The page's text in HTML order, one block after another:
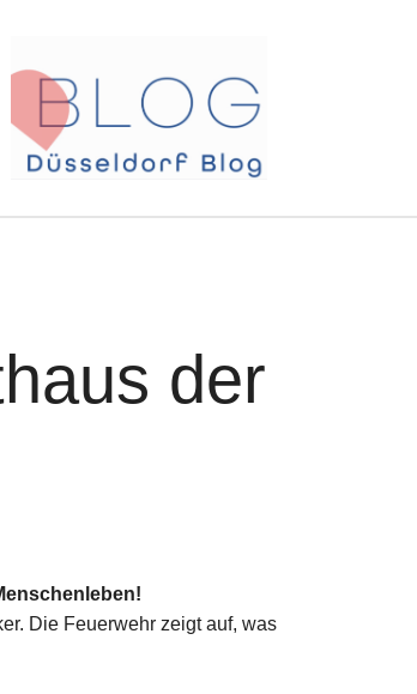
der
Die Feuerwehr zeigt auf, was